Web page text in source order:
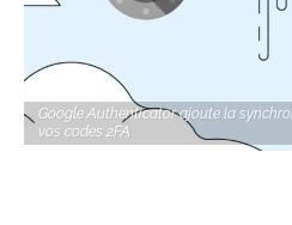
Google Authenticator ajoute la
vos codes 2FA